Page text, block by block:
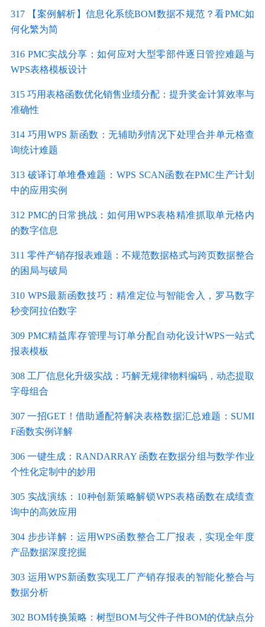
317 【案例解析】信息化系统BOM数据不规范？看PMC如
何化繁为简
316 PMC实战分享：如何应对大型零部件逐日管控难题与
WPS表格模板设计
315 巧用表格函数优化销售业绩分配：提升奖金计算效率与
准确性
314 巧用WPS 新函数：无辅助列情况下处理合并单元格查
询统计难题
313 破译订单堆叠难题：WPS SCAN函数在PMC生产计划
中的应用实例
312 PMC的日常挑战：如何用WPS表格精准抓取单元格内
的数字信息
311 零件产销存报表难题：不规范数据格式与跨页数据整合
的困局与破局
310 WPS最新函数技巧：精准定位与智能舍入，罗马数字
秒变阿拉伯数字
309 PMC精益库存管理与订单分配自动化设计WPS一站式
报表模板
308 工厂信息化升级实战：巧解无规律物料编码，动态提取
字母组合
307 一招GET！借助通配符解决表格数据汇总难题：SUMI
F函数实例详解
306 一键生成：RANDARRAY 函数在数据分组与数学作业
个性化定制中的妙用
305 实战演练：10种创新策略解锁WPS表格函数在成绩查
询中的高效应用
304 步步详解：运用WPS函数整合工厂报表，实现全年度
产品数据深度挖掘
303 运用WPS新函数实现工厂产销存报表的智能化整合与
数据分析
302 BOM转换策略：树型BOM与父件子件BOM的优缺点分